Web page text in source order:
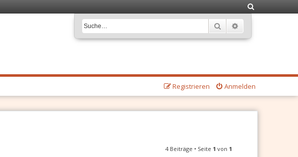
Suche
Anmelden
Registrieren
4 Beiträge • Seite 1 von 1